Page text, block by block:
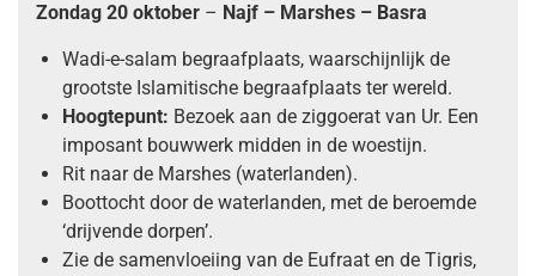
Zondag 20 oktober – Najf – Marshes – Basra
Wadi-e-salam begraafplaats, waarschijnlijk de
grootste Islamitische begraafplaats ter wereld.
Hoogtepunt: Bezoek aan de ziggoerat van Ur. Een
imposant bouwwerk midden in de woestijn.
Rit naar de Marshes (waterlanden).
Boottocht door de waterlanden, met de beroemde
‘drijvende dorpen’.
Zie de samenvloeiing van de Eufraat en de Tigris,